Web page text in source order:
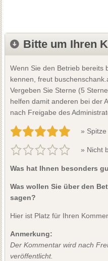
Bitte um Ihren
Wenn Sie den Betrieb bereits
kennen, freut
Vergeben Sie Sterne (5
helfen damit anderen bei der
nach Freigabe des
» Spitze
» Nicht
Was hat Ihnen besonders
Was wollen Sie über den
sagen?
Hier ist Platz für Ihren
Anmerkung:
Der Kommentar wird nach
veröffentlicht.